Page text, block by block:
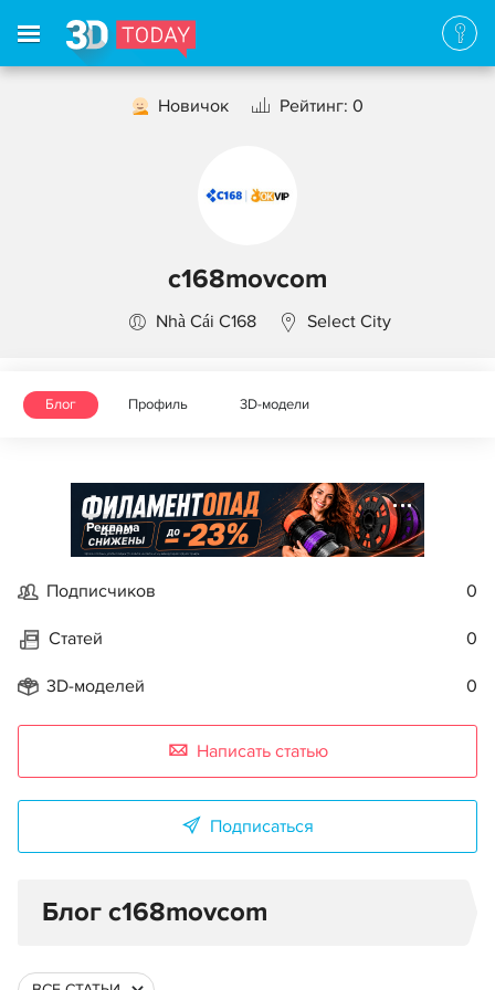
Новичок Рейтинг: 0
c168movcom
Nhà Cái C168 Select City
Блог Профиль 3D-модели
Реклама
Подписчиков 0
Статей 0
3D-моделей 0
Написать статью
Подписаться
Блог c168movcom